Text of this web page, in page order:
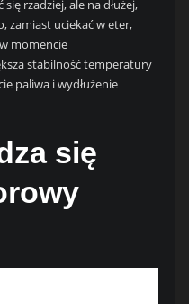
rzadziej, ale na dłużej,
zamiast uciekać w eter,
momencie
stabilność temperatury
paliwa i wydłużenie
się